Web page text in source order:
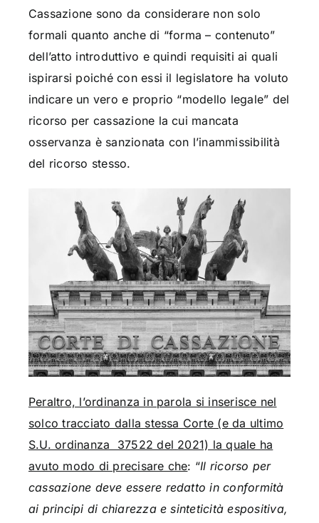
Cassazione sono da considerare non solo
formali quanto anche di “forma – contenuto”
dell’atto introduttivo e quindi requisiti ai quali
ispirarsi poiché con essi il legislatore ha voluto
indicare un vero e proprio “modello legale” del
ricorso per cassazione la cui mancata
osservanza è sanzionata con l’inammissibilità
del ricorso stesso.
Peraltro, l’ordinanza in parola si inserisce nel
solco tracciato dalla stessa Corte (e da ultimo
S.U. ordinanza 37522 del 2021) la quale ha
avuto modo di precisare che: “Il ricorso per
cassazione deve essere redatto in conformità
ai principi di chiarezza e sinteticità espositiva,